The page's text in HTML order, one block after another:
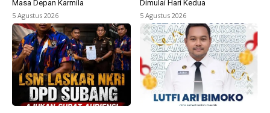
Masa Depan Karmila
5 Agustus 2026
Dimulai Hari Kedua
5 Agustus 2026